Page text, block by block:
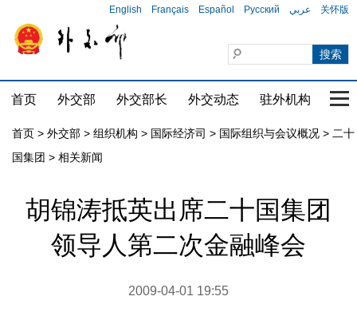
English Français Español Русский عربي 关怀版
首页 外交部 外交部长 外交动态 驻外机构 国
首页 > 外交部 > 组织机构 > 国际经济司 > 国际组织与会议概况 > 二十
国集团 > 相关新闻
胡锦涛抵英出席二十国集团
领导人第二次金融峰会
2009-04-01 19:55